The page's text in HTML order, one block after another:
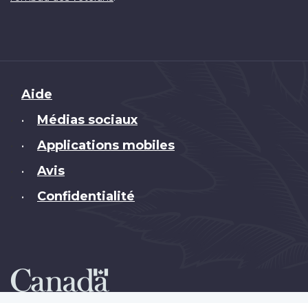
Brand
Aide
• Médias sociaux
• Applications mobiles
• Avis
• Confidentialité